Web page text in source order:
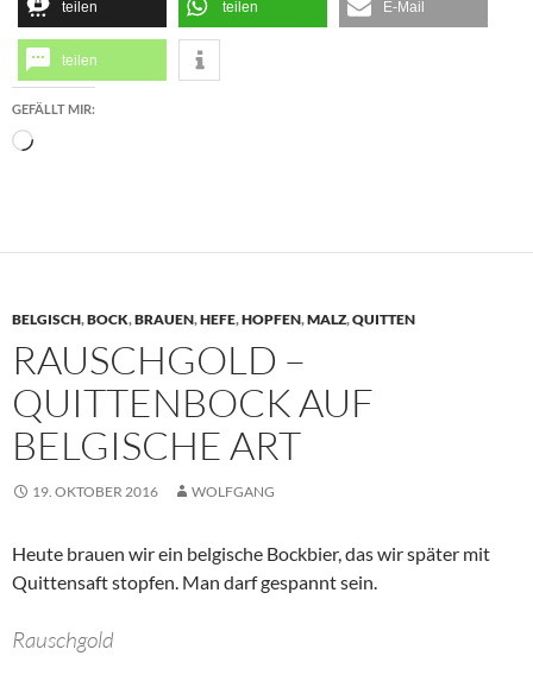
teilen teilen E-Mail
teilen
GEFÄLLT MIR:
Wird
BELGISCH,BOCK,BRAUEN,HEFE,HOPFEN,MALZ,QUITTEN
RAUSCHGOLD –
QUITTENBOCK AUF
BELGISCHE ART
19. OKTOBER 2016 WOLFGANG
Heute brauen wir ein belgische Bockbier, das wir später mit
Quittensaft stopfen. Man darf gespannt sein.
Rauschgold